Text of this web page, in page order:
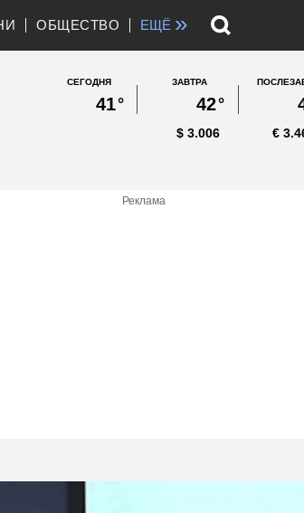
ОБЩЕСТВО ЕЩЁ »
СЕГОДНЯ
41°
ЗАВТРА
42°
3.006
$ €
Реклама